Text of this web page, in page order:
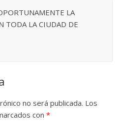
LA
TODA LA CIUDAD DE
no será publicada. Los
con*